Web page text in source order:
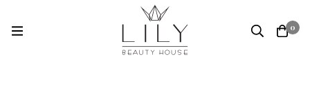
0